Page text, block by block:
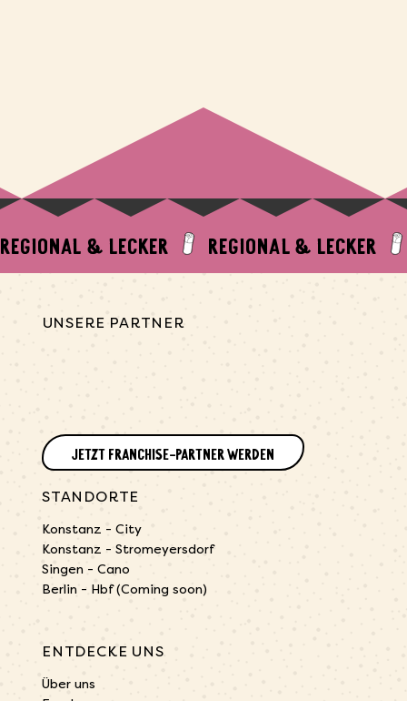
REGIONAL & LECKER
UNSERE PARTNER
JETZT FRANCHISE-PARTNER WERDEN
STANDORTE
Konstanz - City
Konstanz - Stromeyersdorf
Singen - Cano
Berlin - Hbf (Coming soon)
ENTDECKE UNS
Über uns